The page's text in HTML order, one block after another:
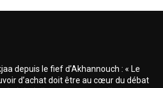
depuis le fief d’Akhannouch : « Le
d’achat doit être au cœur du débat